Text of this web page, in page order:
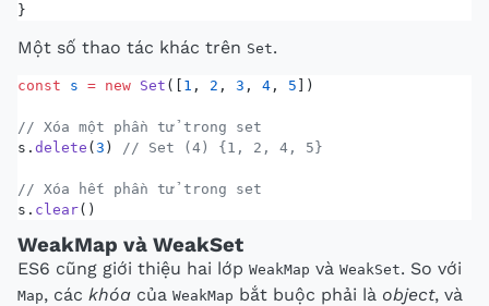
}
Một số thao tác khác trên Set.
const s = new Set ([ 1 , 2 , 3 , 4 , 5 ])
// Xóa một phần tử trong set
s. delete ( 3 ) // Set (4) {1, 2, 4, 5}
// Xóa hết phần tử trong set
s. clear()
WeakMap và WeakSet
ES6 cũng giới thiệu hai lớp WeakMap và WeakSet. So với
Map, các khóa của WeakMap bắt buộc phải là object, và